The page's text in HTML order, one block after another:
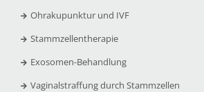
Ohrakupunktur und IVF
Stammzellentherapie
Exosomen-Behandlung
Vaginalstraffung durch Stammzellen